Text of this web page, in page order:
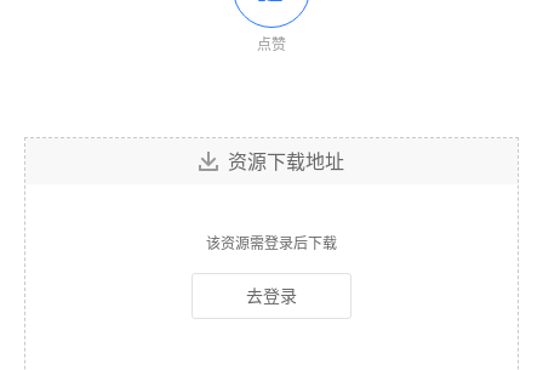
点赞
资源下载地址
该资源需登录后下载
去登录